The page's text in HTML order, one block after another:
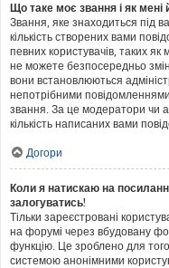
Що таке моє звання і як мені
Звання, яке знаходиться під
кількість створених вами
певних користувачів, таких
не можете безпосередньо
вони встановлюються
непотрібними
звання. За це модератори чи
кількість написаних вами
Догори
Коли я натискаю на
залогуватись!
Тільки зареєстровані
на форумі через вбудовану
функцію. Це зроблено для
системою анонімними